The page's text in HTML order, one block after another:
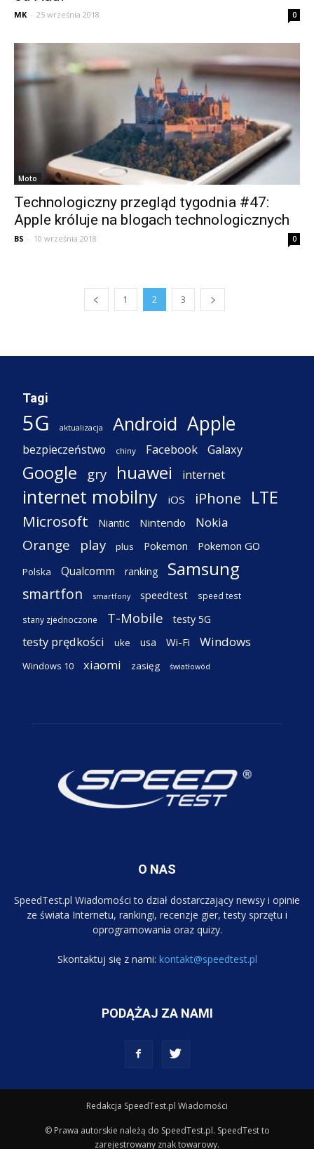
MK - 25 września 2018 0
Moto
Technologiczny przegląd tygodnia #47:
Apple króluje na blogach technologicznych
BS - 10 września 2018 0
1 2 3
Tagi
5G aktualizacja Android Apple
bezpieczeństwo chiny Facebook Galaxy
Google gry huawei internet
internet mobilny iOS iPhone LTE
Microsoft Niantic Nintendo Nokia
Orange play plus Pokemon Pokemon GO
Polska Qualcomm ranking Samsung
smartfon smartfony speedtest speed test
stany zjednoczone T-Mobile testy 5G
testy prędkości uke usa Wi-Fi Windows
Windows 10 xiaomi zasięg światłowód
O NAS
SpeedTest.pl Wiadomości to dział dostarczający newsy i opinie
ze świata Internetu, rankingi, recenzje gier, testy sprzętu i
oprogramowania oraz quizy.
Skontaktuj się z nami: kontakt@speedtest.pl
PODĄŻAJ ZA NAMI
Redakcja SpeedTest.pl Wiadomości
© Prawa autorskie należą do SpeedTest.pl. SpeedTest to
zarejestrowany znak towarowy.